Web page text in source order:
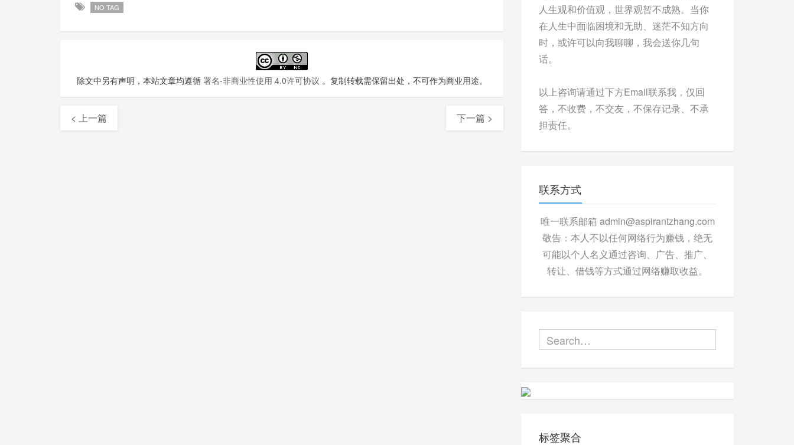
NO TAG
除文中另有声明，本站文章均遵循 署名-非商业性使用 4.0许可协议 。复制转载需保留出处，不可作为商业用途。
< 上一篇 下一篇 >
人生观和价值观，世界观暂不成熟。当你
在人生中面临困境和无助、迷茫不知方向
时，或许可以向我聊聊，我会送你几句
话。
以上咨询请通过下方Email联系我，仅回
答，不收费，不交友，不保存记录、不承
担责任。
联系方式
唯一联系邮箱 admin@aspirantzhang.com
敬告：本人不以任何网络行为赚钱，绝无
可能以个人名义通过咨询、广告、推广、
转让、借钱等方式通过网络赚取收益。
标签聚合